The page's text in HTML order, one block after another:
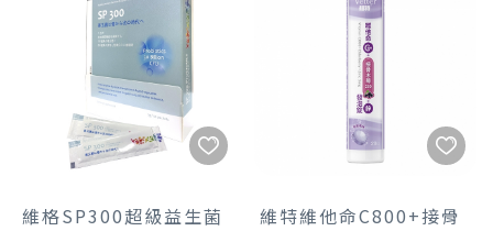
黃酮、花青素及多酚化合物
3.添加具抗氧化作用的維生素
C，調節生理機能。
3.有助於抗氧化、維持生長發
育與生殖功能。
4.有助於維持能量、醣類、蛋
白質與核酸的正常代謝，為胰
島素及多種酵素的成分。
5.有助於皮膚組織蛋白質的合
成，增進皮膚健康。
維格SP300超級益生菌
維特維他命C800+接骨